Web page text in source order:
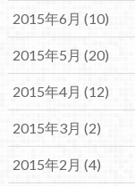
2015年6月 (10)
2015年5月 (20)
2015年4月 (12)
2015年3月 (2)
2015年2月 (4)